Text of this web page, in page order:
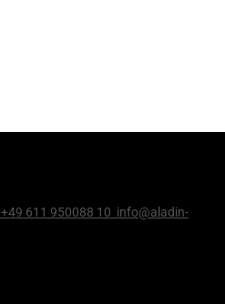
+49 611 950088 10 info@aladin-